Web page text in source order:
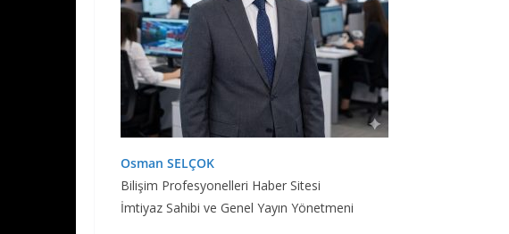
Osman SELÇOK
Bilişim Profesyonelleri Haber Sitesi
İmtiyaz Sahibi ve Genel Yayın Yönetmeni